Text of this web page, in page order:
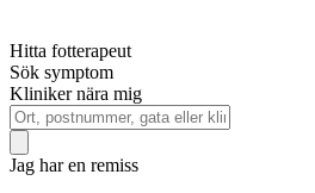
Hitta fotterapeut
Sök symptom
Kliniker nära mig
Jag har en remiss